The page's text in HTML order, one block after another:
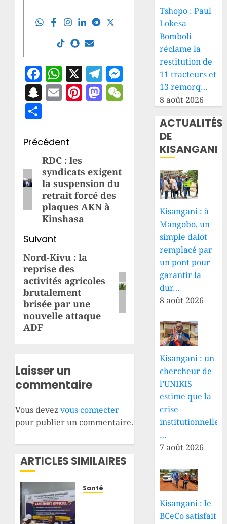
Facebook
WhatsApp
X Telegram
Messenger
Snapchat
EmailPinterest
Mastodon
WeChat
Navigation
d’article
Précédent
Article
précédent:
RDC : les
syndicats exigent
la suspension du
retrait forcé des
plaques AKN à
Kinshasa
Suivant
Article
suivant:
Nord-Kivu : la
reprise des
activités agricoles
brutalement
brisée par une
nouvelle attaque
ADF
Laisser un
commentaire
Vous devezvous connecter
pour publier un commentaire.
ARTICLES SIMILAIRES
Santé
Tshopo : Paul
Lokesa
Bomboli
réclame la
restitution de
11 tracteurs et
13 remorq…
8 août 2026
ACTUALITÉS
DE
KISANGANI
Kisangani : à
Mangobo, un
simple dalot
remplacé par
un pont pour
garantir la
dur…
8 août 2026
Kisangani : un
chercheur de
l’UNIKIS
estime que la
crise
institutionnelle
…
7 août 2026
Kisangani : le
BCeCo satisfait